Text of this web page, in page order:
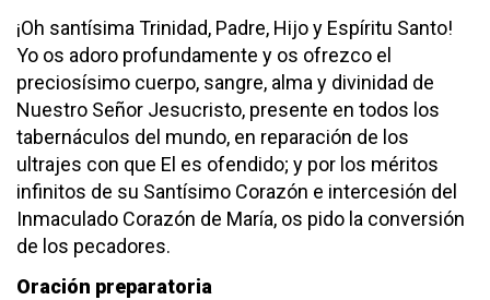
¡Oh santísima Trinidad, Padre, Hijo y Espíritu Santo!
Yo os adoro profundamente y os ofrezco el
preciosísimo cuerpo, sangre, alma y divinidad de
Nuestro Señor Jesucristo, presente en todos los
tabernáculos del mundo, en reparación de los
ultrajes con que El es ofendido; y por los méritos
infinitos de su Santísimo Corazón e intercesión del
Inmaculado Corazón de María, os pido la conversión
de los pecadores.
Oración preparatoria